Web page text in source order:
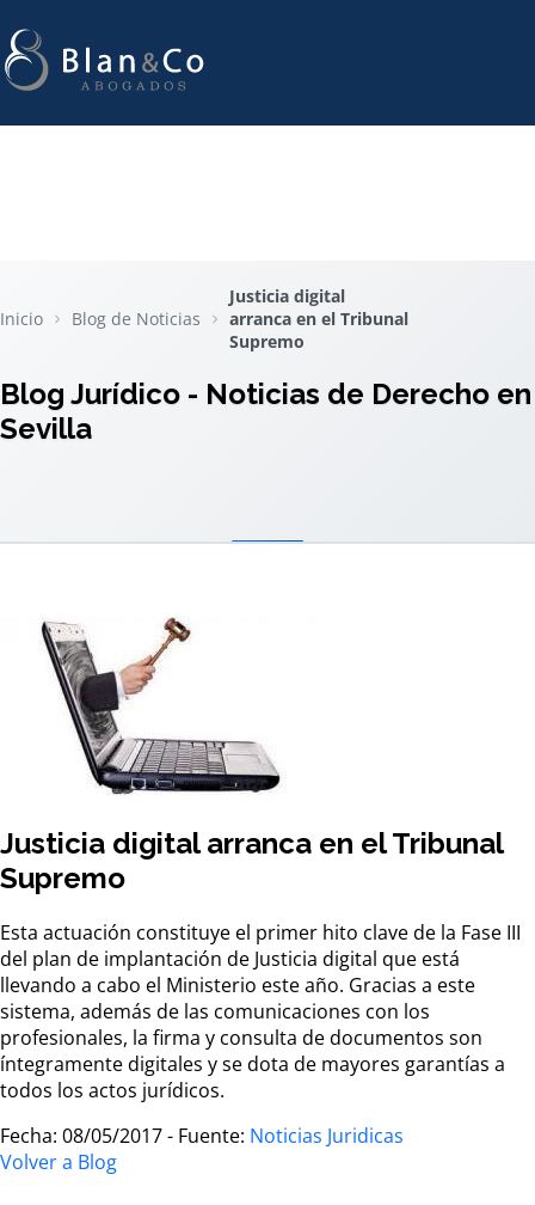
Inicio Blog de Noticias
Justicia digital
arranca en el Tribunal
Supremo
Blog Jurídico - Noticias de Derecho en
Sevilla
Justicia digital arranca en el Tribunal
Supremo
Esta actuación constituye el primer hito clave de la Fase III
del plan de implantación de Justicia digital que está
llevando a cabo el Ministerio este año. Gracias a este
sistema, además de las comunicaciones con los
profesionales, la firma y consulta de documentos son
íntegramente digitales y se dota de mayores garantías a
todos los actos jurídicos.
Fecha: 08/05/2017 - Fuente: Noticias Juridicas
Volver a Blog